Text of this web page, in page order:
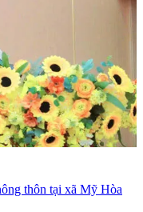
thôn tại xã Mỹ Hòa